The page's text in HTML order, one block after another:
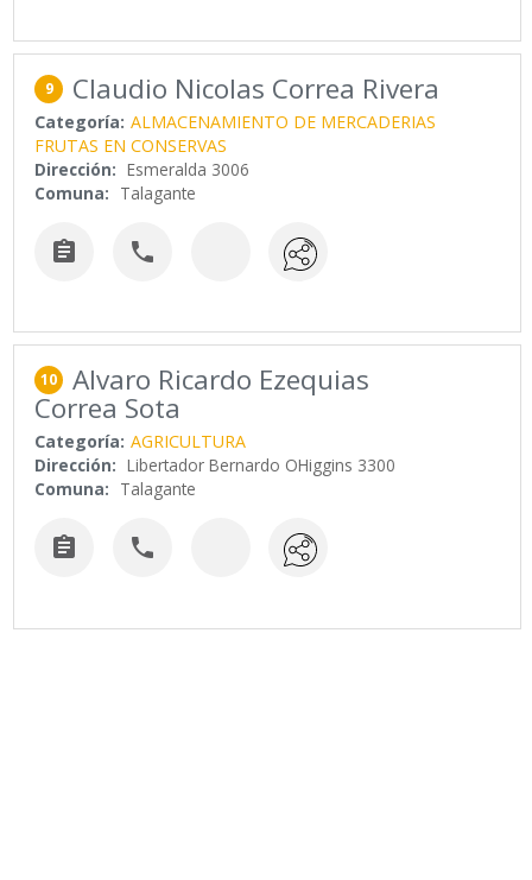
9 Claudio Nicolas Correa Rivera
Categoría: ALMACENAMIENTO DE MERCADERIAS
FRUTAS EN CONSERVAS
Dirección: Esmeralda 3006
Comuna: Talagante
 
10 Alvaro Ricardo Ezequias
Correa Sota
Categoría: AGRICULTURA
Dirección: Libertador Bernardo OHiggins 3300
Comuna: Talagante
 